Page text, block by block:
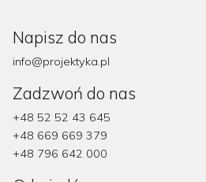
Napisz do nas
info@projektyka.pl
Zadzwoń do nas
+48 52 52 43 645
+48 669 669 379
+48 796 642 000